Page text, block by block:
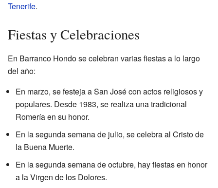
Tenerife.
Fiestas y Celebraciones
En Barranco Hondo se celebran varias fiestas a lo largo
del año:
En marzo, se festeja a San José con actos religiosos y
populares. Desde 1983, se realiza una tradicional
Romería en su honor.
En la segunda semana de julio, se celebra al Cristo de
la Buena Muerte.
En la segunda semana de octubre, hay fiestas en honor
a la Virgen de los Dolores.